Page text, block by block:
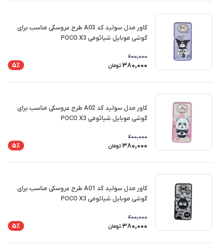
کاور مدل سولید کد A03 طرح عروسکی مناسب برای
گوشی موبایل شیائومی POCO X3
400,000
380,000 تومان 5٪
کاور مدل سولید کد A02 طرح عروسکی مناسب برای
گوشی موبایل شیائومی POCO X3
400,000
380,000 تومان 5٪
کاور مدل سولید کد A01 طرح عروسکی مناسب برای
گوشی موبایل شیائومی POCO X3
400,000
380,000 تومان 5٪